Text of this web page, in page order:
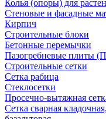
Колья (опоры) для
Стеновые и фасадные
Кирпич
Строительные блоки
Бетонные перемычки
Пазогребневые плиты
Строительные сетки
Сетка рабица
Стеклосетки
Просечно-вытяжная
Сетка сварная